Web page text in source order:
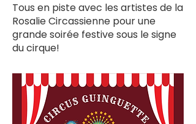
Tous en piste avec les artistes de la
Rosalie Circassienne pour une
grande soirée festive sous le signe
du cirque!